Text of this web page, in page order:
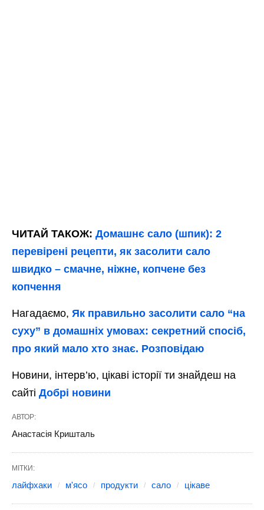
ЧИТАЙ ТАКОЖ: Домашнє сало (шпик): 2
перевірені рецепти, як засолити сало
швидко – смачне, ніжне, копчене без
копчення
Нагадаємо, Як правильно засолити сало “на
суху” в домашніх умовах: секретний спосіб,
про який мало хто знає. Розповідаю
Новини, інтерв’ю, цікаві історії ти знайдеш на
сайті Добрі новини
АВТОР:
Анастасія Кришталь
МІТКИ:
лайфхаки м'ясо продукти сало цікаве